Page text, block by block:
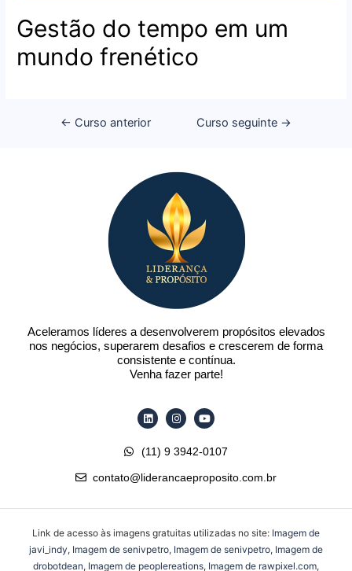
Gestão do tempo em um
mundo frenético
← Curso anterior Curso seguinte →
Aceleramos líderes a desenvolverem propósitos elevados
nos negócios, superarem desafios e crescerem de forma
consistente e contínua.
Venha fazer parte!
LinkedinInstagramYoutube
(11) 9 3942-0107
contato@liderancaeproposito.com.br
Link de acesso às imagens gratuitas utilizadas no site: Imagem de
javi_indy, Imagem de senivpetro, Imagem de senivpetro, Imagem de
drobotdean, Imagem de peoplereations, Imagem de rawpixel.com,